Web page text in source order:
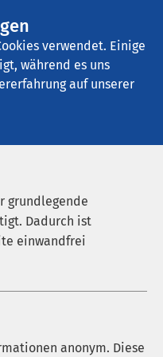
verwendet. Einige
während es uns
auf unserer
grundlegende
Dadurch ist
einwandfrei
anonym. Diese